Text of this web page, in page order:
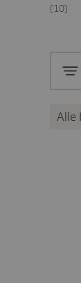
(10)
Alle